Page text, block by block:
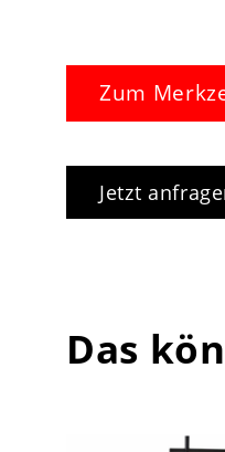
Zum
Jetzt
Das